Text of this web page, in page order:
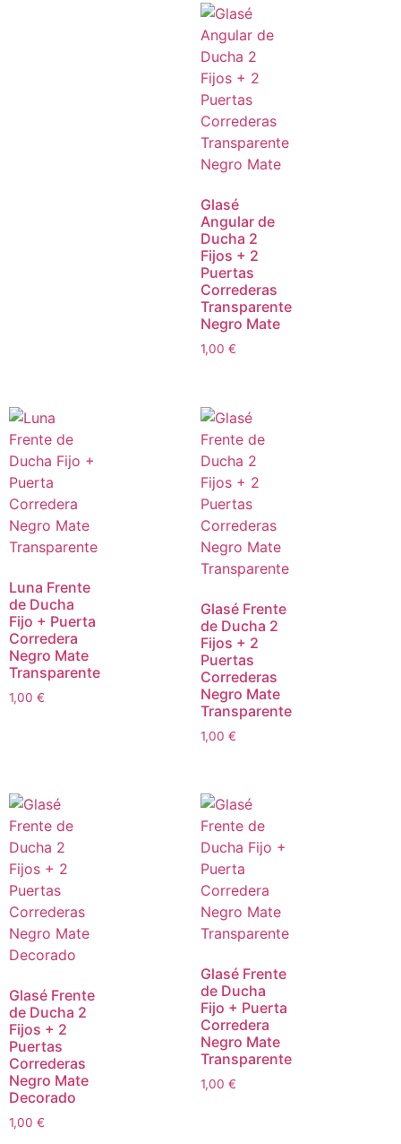
Glasé
Angular de
Ducha 2
Fijos + 2
Puertas
Correderas
Transparente
Negro Mate
1,00 €
Luna Frente
de Ducha
Fijo + Puerta
Corredera
Negro Mate
Transparente
1,00 €
Glasé Frente
de Ducha 2
Fijos + 2
Puertas
Correderas
Negro Mate
Transparente
1,00 €
Glasé Frente
de Ducha 2
Fijos + 2
Puertas
Correderas
Negro Mate
Decorado
1,00 €
Glasé Frente
de Ducha
Fijo + Puerta
Corredera
Negro Mate
Transparente
1,00 €